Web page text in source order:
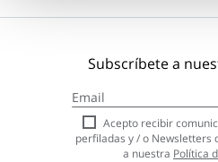
Subscríbete a
a
nuestro
boletín
de
Acepto recibir
perfiladas y / o Newsletters
a nuestra Política